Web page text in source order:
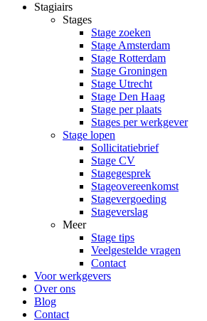
Stagiairs
Stages
Stage zoeken
Stage Amsterdam
Stage Rotterdam
Stage Groningen
Stage Utrecht
Stage Den Haag
Stage per plaats
Stages per werkgever
Stage lopen
Sollicitatiebrief
Stage CV
Stagegesprek
Stageovereenkomst
Stagevergoeding
Stageverslag
Meer
Stage tips
Veelgestelde vragen
Contact
Voor werkgevers
Over ons
Blog
Contact